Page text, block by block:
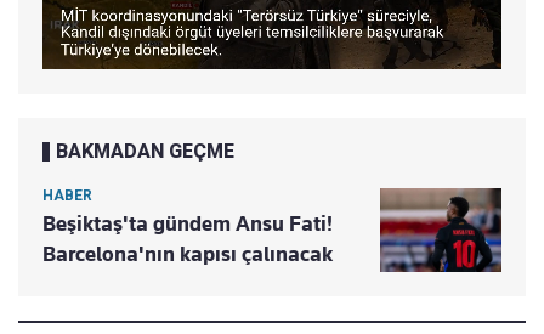
BAKMADAN GEÇME
HABER
Beşiktaş'ta gündem Ansu Fati!
Barcelona'nın kapısı çalınacak